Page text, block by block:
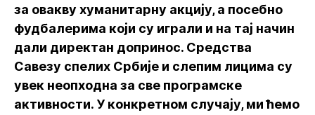
за овакву хуманитарну акцију, а посебно
фудбалерима који су играли и на тај начин
дали директан допринос. Средства
Савезу спелих Србије и слепим лицима су
увек неопходна за све програмске
активности. У конкретном случају, ми ћемо